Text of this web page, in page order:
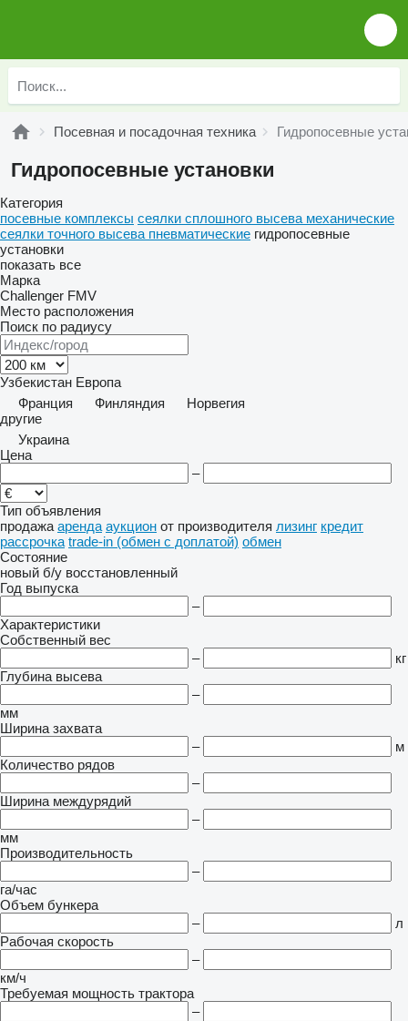
Посевная и посадочная техника Гидропосевные
Гидропосевные установки
Категория
посевные комплексы сеялки сплошного высева механические
сеялки точного высева пневматические гидропосевные
установки
показать все
Марка
Challenger FMV
Место расположения
Поиск по радиусу
Узбекистан Европа
Франция
Финляндия
Норвегия
другие
Украина
Цена
–
Тип объявления
продажа аренда аукцион от производителя лизинг кредит
рассрочка trade-in (обмен с доплатой) обмен
Состояние
новый б/у восстановленный
Год выпуска
–
Характеристики
Собственный вес
–
кг
Глубина высева
–
мм
Ширина захвата
–
м
Количество рядов
–
Ширина междурядий
–
мм
Производительность
–
га/час
Объем бункера
–
л
Рабочая скорость
–
км/ч
Требуемая мощность трактора
–